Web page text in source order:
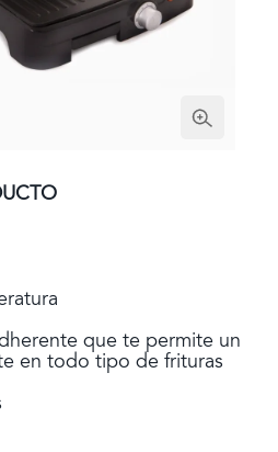
que te permite un
en todo tipo de frituras